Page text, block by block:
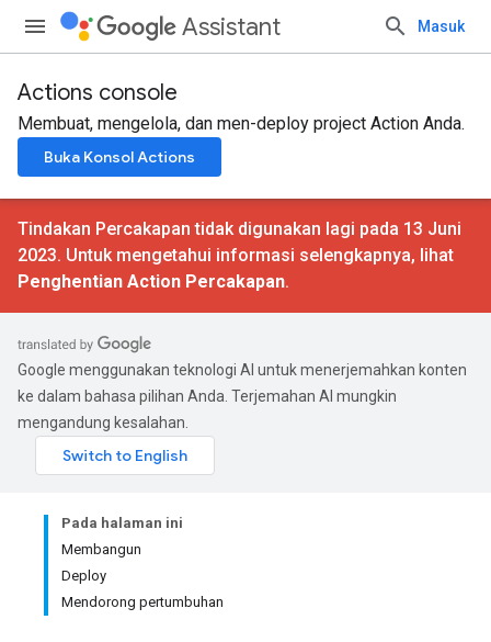
Assistant Masuk
Actions console
Membuat, mengelola, dan men-deploy project Action Anda.
Buka Konsol Actions
Tindakan Percakapan tidak digunakan lagi pada 13 Juni
2023. Untuk mengetahui informasi selengkapnya, lihat
Penghentian Action Percakapan.
Google menggunakan teknologi AI untuk menerjemahkan konten
ke dalam bahasa pilihan Anda. Terjemahan AI mungkin
mengandung kesalahan.
Pada halaman ini
Membangun
Deploy
Mendorong pertumbuhan